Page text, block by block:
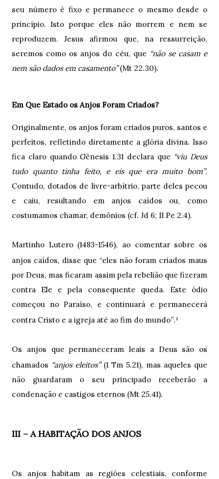
seu número é fixo e permanece o mesmo desde o
princípio. Isto porque eles não morrem e nem se
reproduzem. Jesus afirmou que, na ressurreição,
seremos como os anjos do céu, que “não se casam e
nem são dados em casamento”(Mt 22.30).
Em Que Estado os Anjos Foram Criados?
Originalmente, os anjos foram criados puros, santos e
perfeitos, refletindo diretamente a glória divina. Isso
fica claro quando Gênesis 1.31 declara que “viu Deus
tudo quanto tinha feito, e eis que era muito bom”.
Contudo, dotados de livre-arbítrio, parte deles pecou
e caiu, resultando em anjos caídos ou, como
costumamos chamar, demônios (cf. Jd 6; II Pe 2.4).
Martinho Lutero (1483-1546), ao comentar sobre os
anjos caídos, disse que “eles não foram criados maus
por Deus, mas ficaram assim pela rebelião que fizeram
contra Ele e pela consequente queda. Este ódio
começou no Paraíso, e continuará e permanecerá
contra Cristo e a igreja até ao fim do mundo”.²
Os anjos que permaneceram leais a Deus são os
chamados “anjos eleitos” (1 Tm 5.21), mas aqueles que
não guardaram o seu principado receberão a
condenação e castigos eternos (Mt 25.41).
III – A HABITAÇÃO DOS ANJOS
Os anjos habitam as regiões celestiais, conforme